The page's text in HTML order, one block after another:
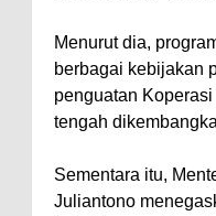
Menurut dia,
berbagai kebijakan
penguatan
tengah
Sementara itu,
Juliantono